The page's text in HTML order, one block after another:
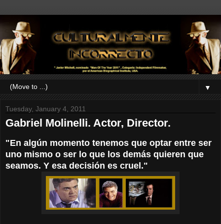
▼
Tuesday, January 4, 2011
Gabriel Molinelli. Actor, Director.
"En algún momento tenemos que optar entre ser
uno mismo o ser lo que los demás quieren que
seamos. Y esa decisión es cruel."